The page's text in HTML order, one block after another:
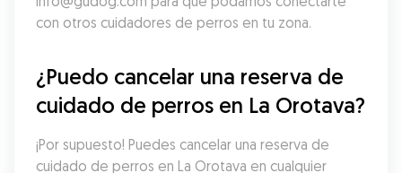
con otros cuidadores de perros en tu zona.
¿Puedo cancelar una reserva de
cuidado de perros en La Orotava?
¡Por supuesto! Puedes cancelar una reserva de
cuidado de perros en La Orotava en cualquier